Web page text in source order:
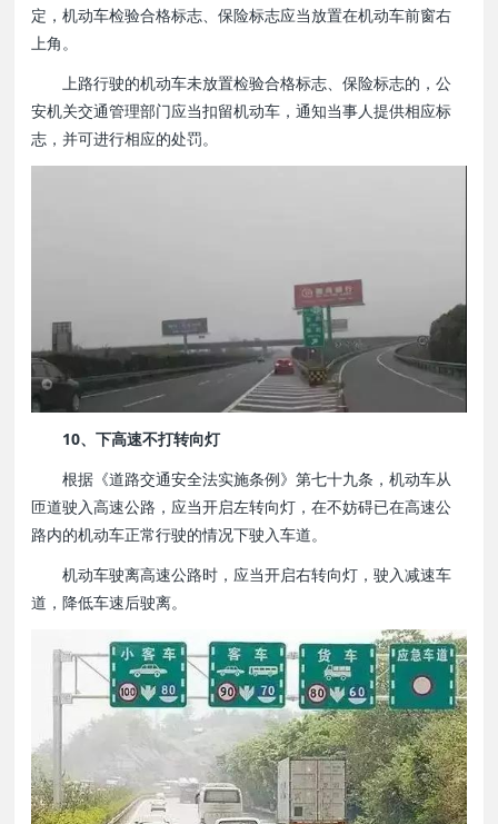
定，机动车检验合格标志、保险标志应当放置在机动车前窗右
上角。
上路行驶的机动车未放置检验合格标志、保险标志的，公
安机关交通管理部门应当扣留机动车，通知当事人提供相应标
志，并可进行相应的处罚。
10、下高速不打转向灯
根据《道路交通安全法实施条例》第七十九条，机动车从
匝道驶入高速公路，应当开启左转向灯，在不妨碍已在高速公
路内的机动车正常行驶的情况下驶入车道。
机动车驶离高速公路时，应当开启右转向灯，驶入减速车
道，降低车速后驶离。